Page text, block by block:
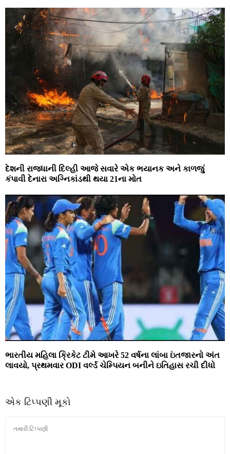
દેશની રાજધાની દિલ્‍હી આજે સવારે એક ભયાનક અને કાળજું
કંપાવી દેનારા અગ્નિકાંડથી થયા 21ના મોત
ભારતીય મહિલા ક્રિકેટ ટીમે આખરે 52 વર્ષના લાંબા ઇંતજારનો અંત
લાવયો, પ્રથમવાર ODI વર્લ્ડ ચેમ્પિયન બનીને ઇતિહાસ રચી દીધો
એક ટિપ્પણી મૂકો